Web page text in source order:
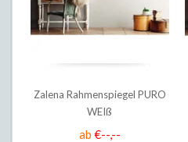
Zalena Rahmenspiegel PURO
WEIß
ab €--,--